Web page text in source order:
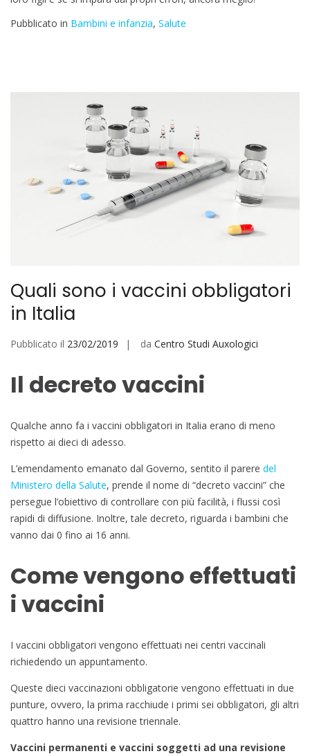
Pubblicato in Bambini e infanzia, Salute
Quali sono i vaccini obbligatori
in Italia
Pubblicato il 23/02/2019 da Centro Studi Auxologici
Il decreto vaccini
Qualche anno fa i vaccini obbligatori in Italia erano di meno
rispetto ai dieci di adesso.
L’emendamento emanato dal Governo, sentito il parere del
Ministero della Salute, prende il nome di “decreto vaccini” che
persegue l’obiettivo di controllare con più facilità, i flussi così
rapidi di diffusione. Inoltre, tale decreto, riguarda i bambini che
vanno dai 0 fino ai 16 anni.
Come vengono effettuati
i vaccini
I vaccini obbligatori vengono effettuati nei centri vaccinali
richiedendo un appuntamento.
Queste dieci vaccinazioni obbligatorie vengono effettuati in due
punture, ovvero, la prima racchiude i primi sei obbligatori, gli altri
quattro hanno una revisione triennale.
Vaccini permanenti e vaccini soggetti ad una revisione